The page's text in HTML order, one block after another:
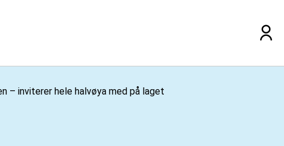
– inviterer hele halvøya med på laget